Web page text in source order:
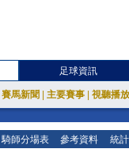
足球資訊
賽馬新聞 主要賽事 視聽播
騎師分場表 參考資料 統